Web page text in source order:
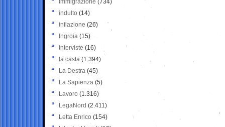
Immigrazione (734)
indulto (14)
inflazione (26)
Ingroia (15)
Interviste (16)
la casta (1.394)
La Destra (45)
La Sapienza (5)
Lavoro (1.316)
LegaNord (2.411)
Letta Enrico (154)